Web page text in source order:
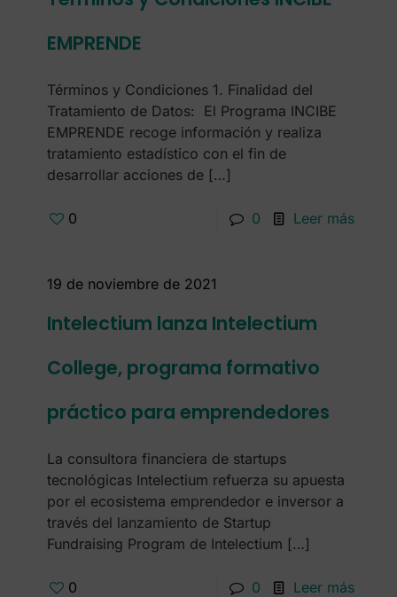
EMPRENDE
Términos y Condiciones 1. Finalidad del
Tratamiento de Datos: El Programa INCIBE
EMPRENDE recoge información y realiza
tratamiento estadístico con el fin de
desarrollar acciones de […]
0 0 Leer más
19 de noviembre de 2021
Intelectium lanza Intelectium
College, programa formativo
práctico para emprendedores
La consultora financiera de startups
tecnológicas Intelectium refuerza su apuesta
por el ecosistema emprendedor e inversor a
través del lanzamiento de Startup
Fundraising Program de Intelectium […]
0 0 Leer más